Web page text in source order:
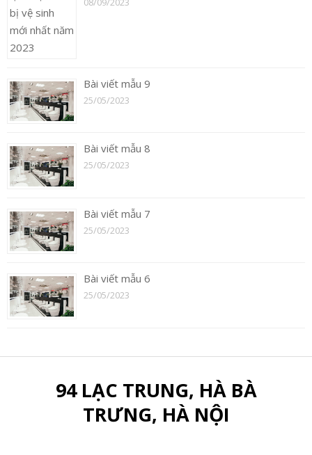
Bài viết mẫu 9
25/05/2023
Bài viết mẫu 8
25/05/2023
Bài viết mẫu 7
25/05/2023
Bài viết mẫu 6
25/05/2023
94 LẠC TRUNG, HÀ BÀ
TRƯNG, HÀ NỘI